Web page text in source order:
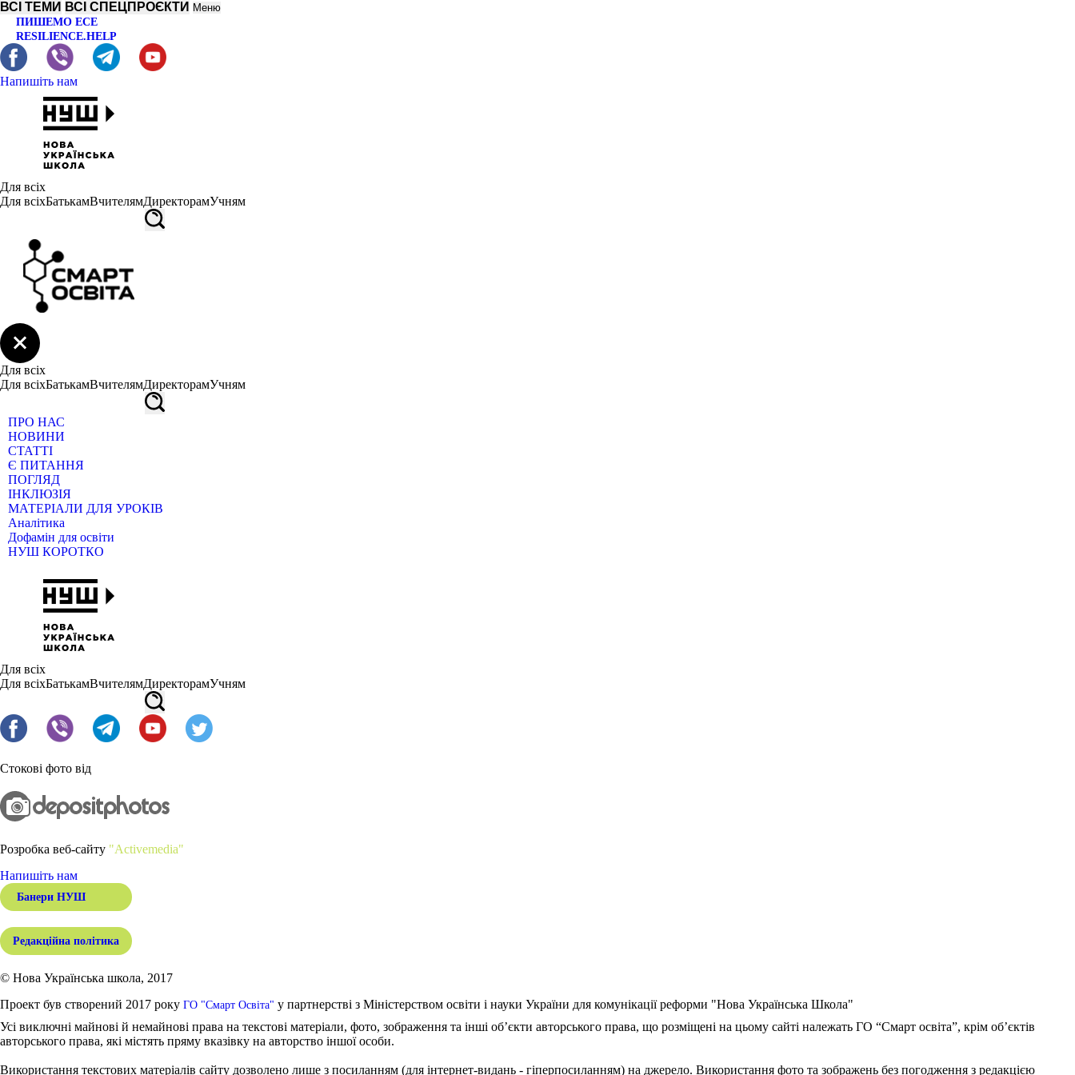
ВСІ ТЕМИ ВСІ СПЕЦПРОЄКТИ Меню
ПИШЕМО ЕСЕ
RESILIENCE.HELP
Напишіть нам
Для всіх
Для всіхБатькамВчителямДиректорамУчням
Для всіх
Для всіхБатькамВчителямДиректорамУчням
ПРО НАС
НОВИНИ
СТАТТІ
Є ПИТАННЯ
ПОГЛЯД
ІНКЛЮЗІЯ
МАТЕРІАЛИ ДЛЯ УРОКІВ
Аналітика
Дофамін для освіти
НУШ КОРОТКО
Для всіх
Для всіхБатькамВчителямДиректорамУчням
Стокові фото від
Розробка веб-сайту "Activemedia"
Напишіть нам
Банери НУШ
Редакційна політика
© Нова Українська школа, 2017
Проект був створений 2017 року ГО "Смарт Освіта" у партнерстві з Міністерством освіти і науки України для комунікації реформи "Нова Українська Школа"
Усі виключні майнові й немайнові права на текстові матеріали, фото, зображення та інші об’єкти авторського права, що розміщені на цьому сайті належать ГО “Смарт освіта”, крім об’єктів
авторського права, які містять пряму вказівку на авторство іншої особи.
Використання текстових матеріалів сайту дозволено лише з посиланням (для інтернет-видань - гіперпосиланням) на джерело. Використання фото та зображень без погодження з редакцією